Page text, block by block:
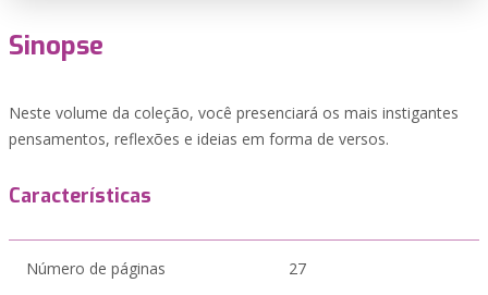
Sinopse
Neste volume da coleção, você presenciará os mais instigantes
pensamentos, reflexões e ideias em forma de versos.
Características
Número de páginas 27